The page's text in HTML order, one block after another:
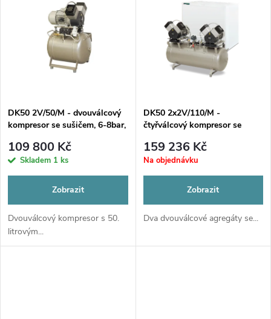
DK50 2V/50/M - dvouválcový
kompresor se sušičem, 6-8bar,
109 800 Kč
Skladem 1 ks
Zobrazit
Dvouválcový kompresor s 50.
litrovým...
DK50 2x2V/110/M -
čtyřválcový kompresor se
159 236 Kč
Na objednávku
Zobrazit
Dva dvouválcové agregáty se...